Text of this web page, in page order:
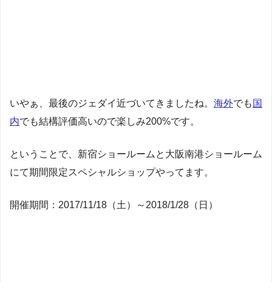
いやぁ、最後のジェダイ近づいてきましたね。 海外でも 国
内でも結構評価高いので楽しみ200%です。
ということで、新宿ショールームと大阪南港ショールーム
にて期間限定スペシャルショップやってます。
開催期間：2017/11/18（土）～2018/1/28（日）